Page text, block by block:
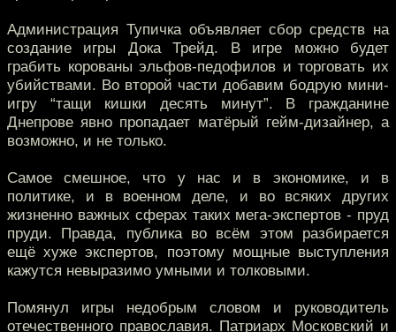
Администрация Тупичка объявляет сбор средств на
создание игры Дока Трейд. В игре можно будет
грабить корованы эльфов-педофилов и торговать их
убийствами. Во второй части добавим бодрую мини-
игру “тащи кишки десять минут”. В гражданине
Днепрове явно пропадает матёрый гейм-дизайнер, а
возможно, и не только.
Самое смешное, что у нас и в экономике, и в
политике, и в военном деле, и во всяких других
жизненно важных сферах таких мега-экспертов - пруд
пруди. Правда, публика во всём этом разбирается
ещё хуже экспертов, поэтому мощные выступления
кажутся невыразимо умными и толковыми.
Помянул игры недобрым словом и руководитель
отечественного православия. Патриарх Московский и